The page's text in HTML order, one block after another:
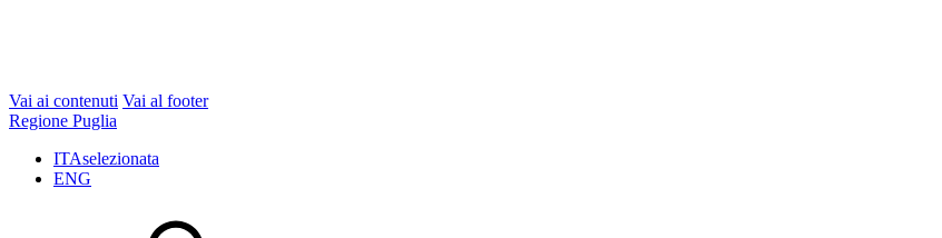
Vai ai contenuti Vai al footer
Regione Puglia
ITAselezionata
ENG